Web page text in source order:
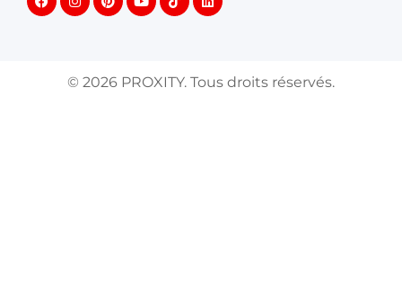
© 2026 PROXITY. Tous droits réservés.